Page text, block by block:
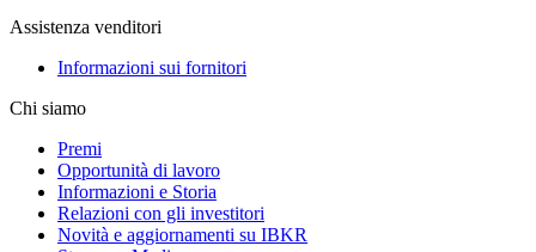
Assistenza venditori
Informazioni sui fornitori
Chi siamo
Premi
Opportunità di lavoro
Informazioni e Storia
Relazioni con gli investitori
Novità e aggiornamenti su IBKR